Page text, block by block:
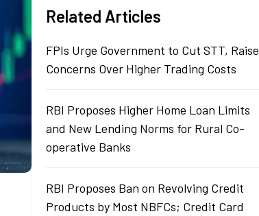
Related Articles
FPIs Urge Government to Cut STT, Raise
Concerns Over Higher Trading Costs
RBI Proposes Higher Home Loan Limits
and New Lending Norms for Rural Co-
operative Banks
RBI Proposes Ban on Revolving Credit
Products by Most NBFCs; Credit Card